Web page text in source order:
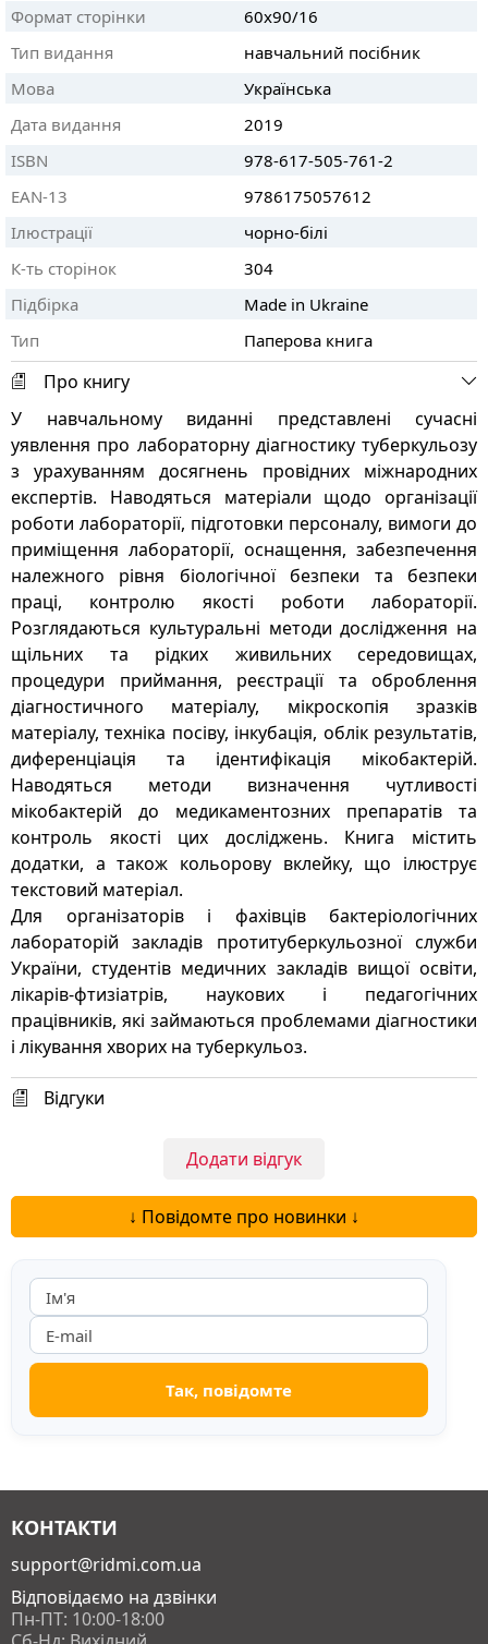
Формат сторінки
60х90/16
Тип видання
навчальний посібник
Мова
Українська
Дата видання
2019
ISBN
978-617-505-761-2
EAN-13
9786175057612
Ілюстрації
чорно-білі
К-ть сторінок
304
Підбірка
Made in Ukraine
Тип
Паперова книга
Про книгу
У навчальному виданні представлені сучасні
уявлення про лабораторну діагностику туберкульозу
з урахуванням досягнень провідних міжнародних
експертів. Наводяться матеріали щодо організації
роботи лабораторії, підготовки персоналу, вимоги до
приміщення лабораторії, оснащення, забезпечення
належного рівня біологічної безпеки та безпеки
праці, контролю якості роботи лабораторії.
Розглядаються культуральні методи дослідження на
щільних та рідких живильних середовищах,
процедури приймання, реєстрації та оброблення
діагностичного матеріалу, мікроскопія зразків
матеріалу, техніка посіву, інкубація, облік результатів,
диференціація та ідентифікація мікобактерій.
Наводяться методи визначення чутливості
мікобактерій до медикаментозних препаратів та
контроль якості цих досліджень. Книга містить
додатки, а також кольорову вклейку, що ілюструє
текстовий матеріал.
Для організаторів і фахівців бактеріологічних
лабораторій закладів протитуберкульозної служби
України, студентів медичних закладів вищої освіти,
лікарів-фтизіатрів, наукових і педагогічних
працівників, які займаються проблемами діагностики
і лікування хворих на туберкульоз.
Відгуки
Додати відгук
↓ Повідомте про новинки ↓
КОНТАКТИ
support@ridmi.com.ua
Відповідаємо на дзвінки
Пн-ПТ: 10:00-18:00